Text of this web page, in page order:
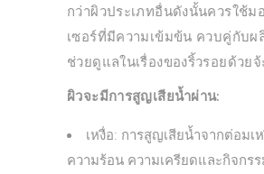
กว่าผิวประเภทอื่นดังนั้นควรใช้ม
เซอร์ที่มีความเข้มข้น ควบคู่กับ
ช่วยดูแลในเรื่องของริ้วรอยด้วยจ้
ผิวจะมีการสูญเสียน้ำผ่าน:
เหงื่อ: การสูญเสียน้ำจากต่อมเ
ความร้อน ความเครียดและกิจกร